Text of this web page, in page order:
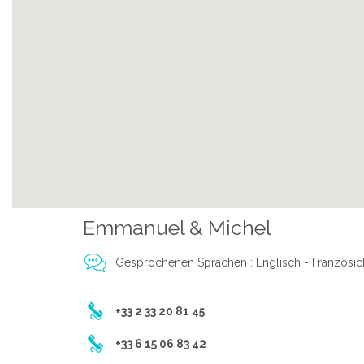
Emmanuel & Michel
Gesprochenen Sprachen : Englisch -
+33 2 33 20 81 45
+33 6 15 06 83 42